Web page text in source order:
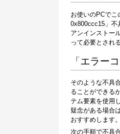
お使いのPCで
0x800ccc15」不
アンインストー
って必要とされ
「エラー
そのような不具
ることができる
テム要素を使用
疑念がある場合
おすすめします。
次の手順で不具